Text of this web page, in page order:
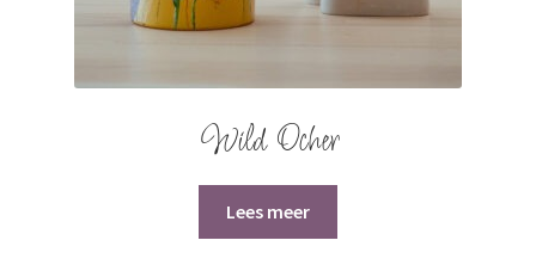
Wild Ocher
Lees meer